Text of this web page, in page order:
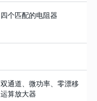
四个匹配的电阻器
双通道、微功率、零漂移
运算放大器